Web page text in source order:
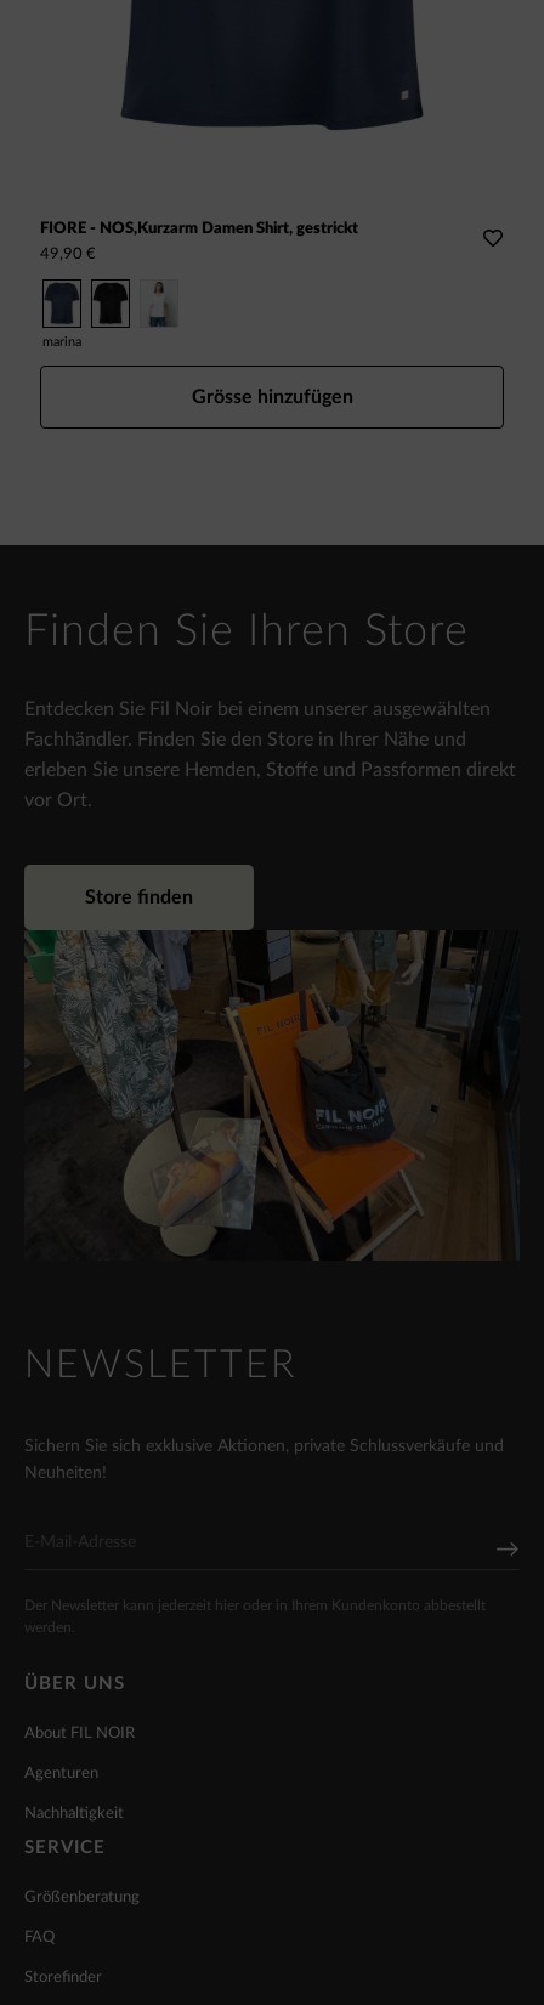
FIORE - NOS,Kurzarm Damen Shirt, gestrickt
49,90 €
marina
Grösse hinzufügen
Finden Sie Ihren Store
Entdecken Sie Fil Noir bei einem unserer ausgewählten
Fachhändler. Finden Sie den Store in Ihrer Nähe und
erleben Sie unsere Hemden, Stoffe und Passformen direkt
vor Ort.
Store finden
NEWSLETTER
Sichern Sie sich exklusive Aktionen, private Schlussverkäufe und
Neuheiten!
Der Newsletter kann jederzeit hier oder in Ihrem Kundenkonto abbestellt
werden.
ÜBER UNS
About FIL NOIR
Agenturen
Nachhaltigkeit
SERVICE
Größenberatung
FAQ
Storefinder